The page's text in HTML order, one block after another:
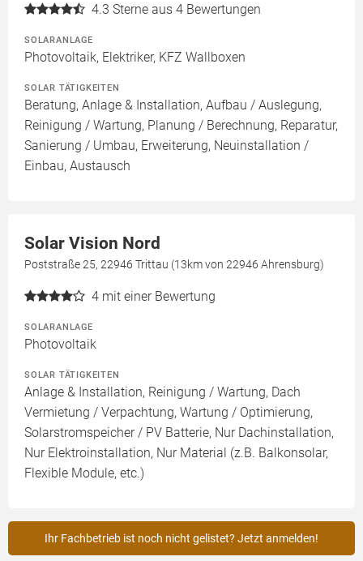
4.3 Sterne aus 4 Bewertungen
SOLARANLAGE
Photovoltaik, Elektriker, KFZ Wallboxen
SOLAR TÄTIGKEITEN
Beratung, Anlage & Installation, Aufbau / Auslegung,
Reinigung / Wartung, Planung / Berechnung, Reparatur,
Sanierung / Umbau, Erweiterung, Neuinstallation /
Einbau, Austausch
Solar Vision Nord
Poststraße 25, 22946 Trittau (13km von 22946 Ahrensburg)
4 mit einer Bewertung
SOLARANLAGE
Photovoltaik
SOLAR TÄTIGKEITEN
Anlage & Installation, Reinigung / Wartung, Dach
Vermietung / Verpachtung, Wartung / Optimierung,
Solarstromspeicher / PV Batterie, Nur Dachinstallation,
Nur Elektroinstallation, Nur Material (z.B. Balkonsolar,
Flexible Module, etc.)
Ihr Fachbetrieb ist noch nicht gelistet? Jetzt anmelden!